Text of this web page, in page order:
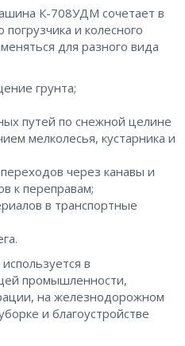
К-708УДМ сочетает в
и колесного
для разного вида
грунта;
путей по снежной целине
мелколесья, кустарника и
через канавы и
к переправам;
в транспортные
в
промышленности,
на железнодорожном
и благоустройстве